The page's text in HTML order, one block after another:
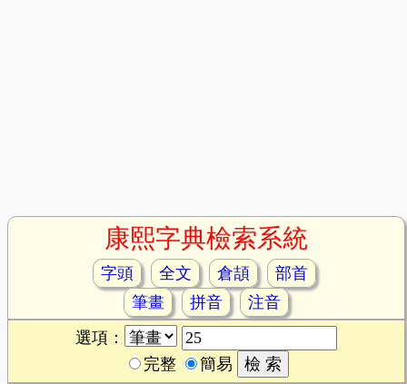
康熙字典檢索系統
字頭 全文 倉頡
部首
筆畫
拼音
注音
選項：
完整
簡易